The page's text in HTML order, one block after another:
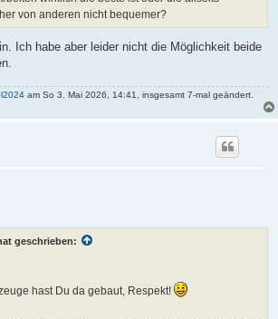
von anderen nicht bequemer?
Ich habe aber leider nicht die Möglichkeit beide
am So 3. Mai 2026, 14:41, insgesamt 7-mal geändert.
geschrieben:
hast Du da gebaut, Respekt!